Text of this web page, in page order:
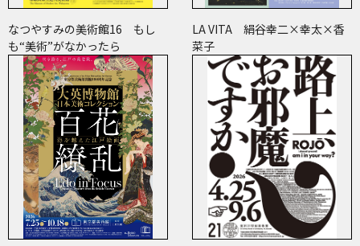
なつやすみの美術館16 もし
も“美術”がなかったら
LA VITA 絹谷幸二×幸太×香
菜子